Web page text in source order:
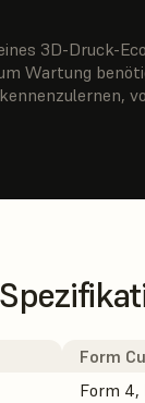
3D-Druck-
Wartung
Form
Form 4,